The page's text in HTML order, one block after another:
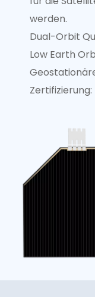
werden.
Dual-Orbit
Low Earth
Zertifizierung: